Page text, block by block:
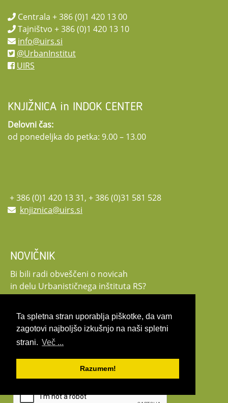
Ta spletna stran uporablja piškotke, da vam
zagotovi najboljšo izkušnjo na naši spletni
strani. Več ...
Razumem!
Centrala + 386 (0)1 420 13 00
Tajništvo + 386 (0)1 420 13 10
info@uirs.si
@UrbanInstitut
UIRS
KNJIŽNICA in INDOK CENTER
Delovni čas:
od ponedeljka do petka: 9.00 – 13.00
+ 386 (0)1 420 13 31, + 386 (0)31 581 528
knjiznica@uirs.si
NOVIČNIK
Bi bili radi obveščeni o novicah
in delu Urbanističnega inštituta RS?
Vpišite svoj e-naslov in se naročite!